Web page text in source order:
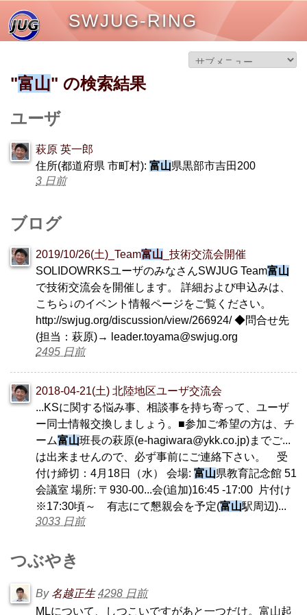
SWJUG-RING
"富山" の検索結果
ユーザ
萩原 英一郎
住所(都道府県 市町村): 富山県黒部市吉田200
3 日前
ブログ
2019/10/26(土)_Team富山 _技術交流会開催
SOLIDOWRKSユーザのみなさんSWJUG Team富山
で技術交流会を開催します。 詳細および申込みは、
こちら↓のイベント情報ページをご覧ください。
http://swjug.org/discussion/view/266924/ ◆問合せ先
(担当：萩原)→ leader.toyama@swjug.org
2495 日前
2018-04-21(土) 北陸地区ユーザ交流会
...KSに関する悩み事、相談事を持ち寄って、ユーザ
ー同士情報交換しましょう。■参加ご希望の方は、チ
ーム富山班長の萩原(e-hagiwara@ykk.co.jp)までご...
は出来ませんので、必ず事前にご連絡下さい。 受
付け締切：4月18日（水） 会場: 富山県教育記念館 51
会議室 場所: 〒930-00...会(追加)16:45 -17:00 片付け
※17:30頃～ 有志にて懇親会を予定(富山駅周辺)...
3033 日前
つぶやき
By 名越正生 4298 日前
MLについて、しつこいですがあと一つだけ。富山起